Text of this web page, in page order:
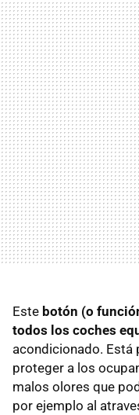
Este botón (o
todos los coches
acondicionado. Está
proteger a los
malos olores que
por ejemplo al